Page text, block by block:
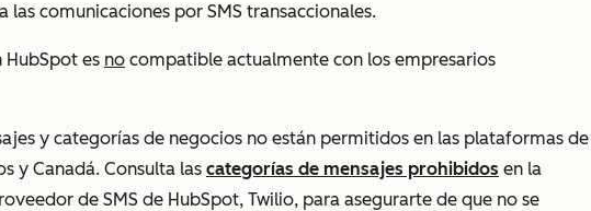
las comunicaciones por SMS transaccionales.
HubSpot es no compatible actualmente con los empresarios
y categorías de negocios no están permitidos en las plataformas de
y Canadá. Consulta las categorías de mensajes prohibidos en la
de SMS de HubSpot, Twilio, para asegurarte de que no se